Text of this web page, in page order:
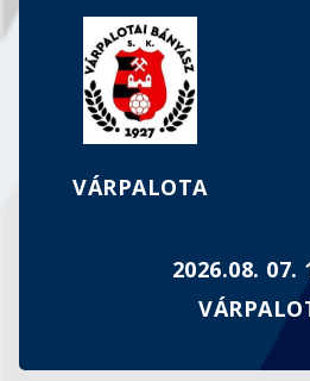
MEGFOGYVA BÁR, DE
VÁRPALOTA
2026.08. 07.